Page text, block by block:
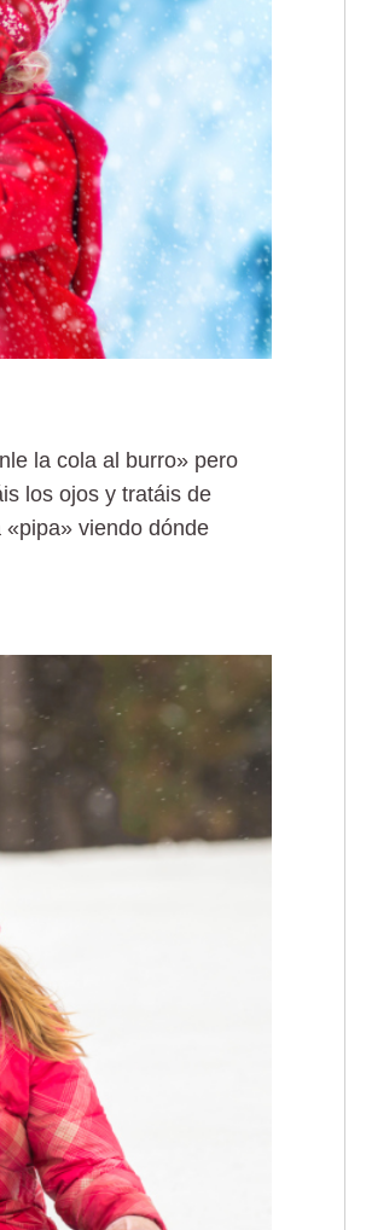
la cola al burro» pero
los ojos y tratáis de
viendo dónde